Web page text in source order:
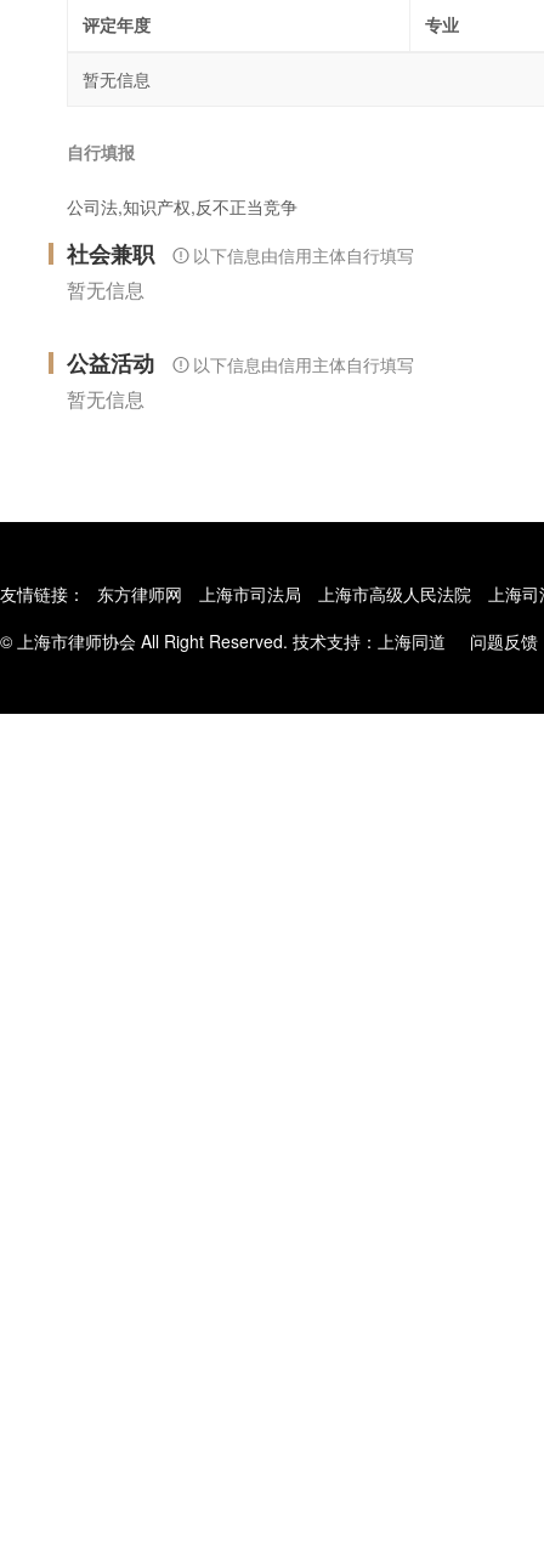
评定年度 专业
暂无信息
自行填报
公司法,知识产权,反不正当竞争
社会兼职 以下信息由信用主体自行填写
暂无信息
公益活动 以下信息由信用主体自行填写
暂无信息
友情链接： 东方律师网 上海市司法局 上海市高级人民法院
上海
© 上海市律师协会 All Right Reserved. 技术支持： 上海同道 问题反馈